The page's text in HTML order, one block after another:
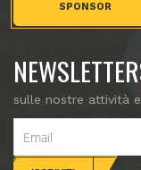
SPONSOR
sulle nostre attività